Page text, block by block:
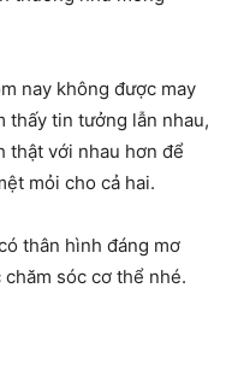
nay không được may
thấy tin tưởng lẫn nhau,
thật với nhau hơn để
mỏi cho cả hai.
thân hình đáng mơ
sóc cơ thể nhé.